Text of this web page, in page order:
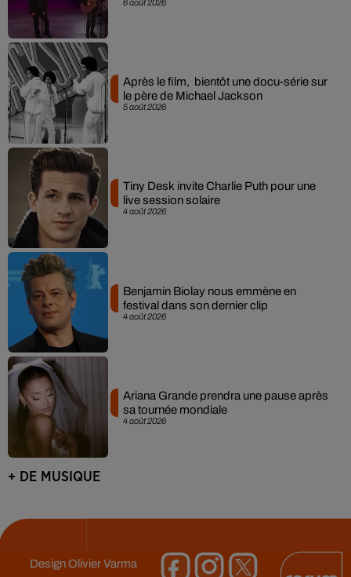
6 août 2026
5 août 2026
Après le film, bientôt une docu-série sur
le père de Michael Jackson
4 août 2026
Tiny Desk invite Charlie Puth pour une
live session solaire
4 août 2026
Benjamin Biolay nous emmène en
festival dans son dernier clip
4 août 2026
Ariana Grande prendra une pause après
sa tournée mondiale
+ DE MUSIQUE
DesignOlivier Varma